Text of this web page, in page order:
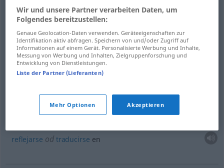
precipitacionesfpl
radioaktiver Niederschlag<METEO MEISTPL>
lluvia fradiactiva
reflejarse odtraducirse en
Wir und unsere Partner verarbeiten Daten, um
Folgendes bereitzustellen:
Genaue Geolocation-Daten verwenden. Geräteeigenschaften zur
Identifikation aktiv abfragen. Speichern von und/oder Zugriff auf
Informationen auf einem Gerät. Personalisierte Werbung und Inhalte,
Messung von Werbung und Inhalten, Zielgruppenforschung und
Entwicklung von Dienstleistungen.
Liste der Partner (Lieferanten)
Mehr Optionen Akzeptieren